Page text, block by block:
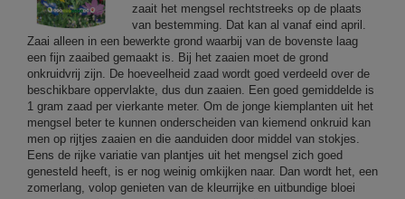
zaait het mengsel rechtstreeks op de plaats
van bestemming. Dat kan al vanaf eind april.
Zaai alleen in een bewerkte grond waarbij van de bovenste laag
een fijn zaaibed gemaakt is. Bij het zaaien moet de grond
onkruidvrij zijn. De hoeveelheid zaad wordt goed verdeeld over de
beschikbare oppervlakte, dus dun zaaien. Een goed gemiddelde is
1 gram zaad per vierkante meter. Om de jonge kiemplanten uit het
mengsel beter te kunnen onderscheiden van kiemend onkruid kan
men op rijtjes zaaien en die aanduiden door middel van stokjes.
Eens de rijke variatie van plantjes uit het mengsel zich goed
genesteld heeft, is er nog weinig omkijken naar. Dan wordt het, een
zomerlang, volop genieten van de kleurrijke en uitbundige bloei